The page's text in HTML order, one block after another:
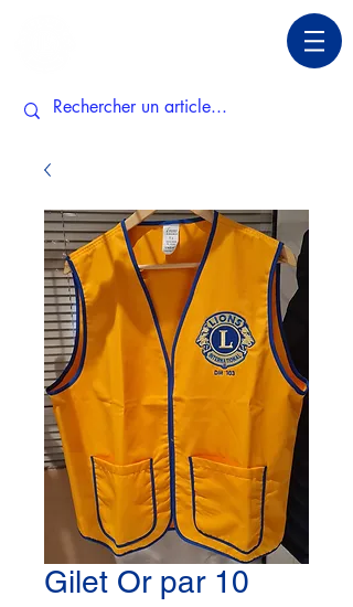
Gilet Or par 10